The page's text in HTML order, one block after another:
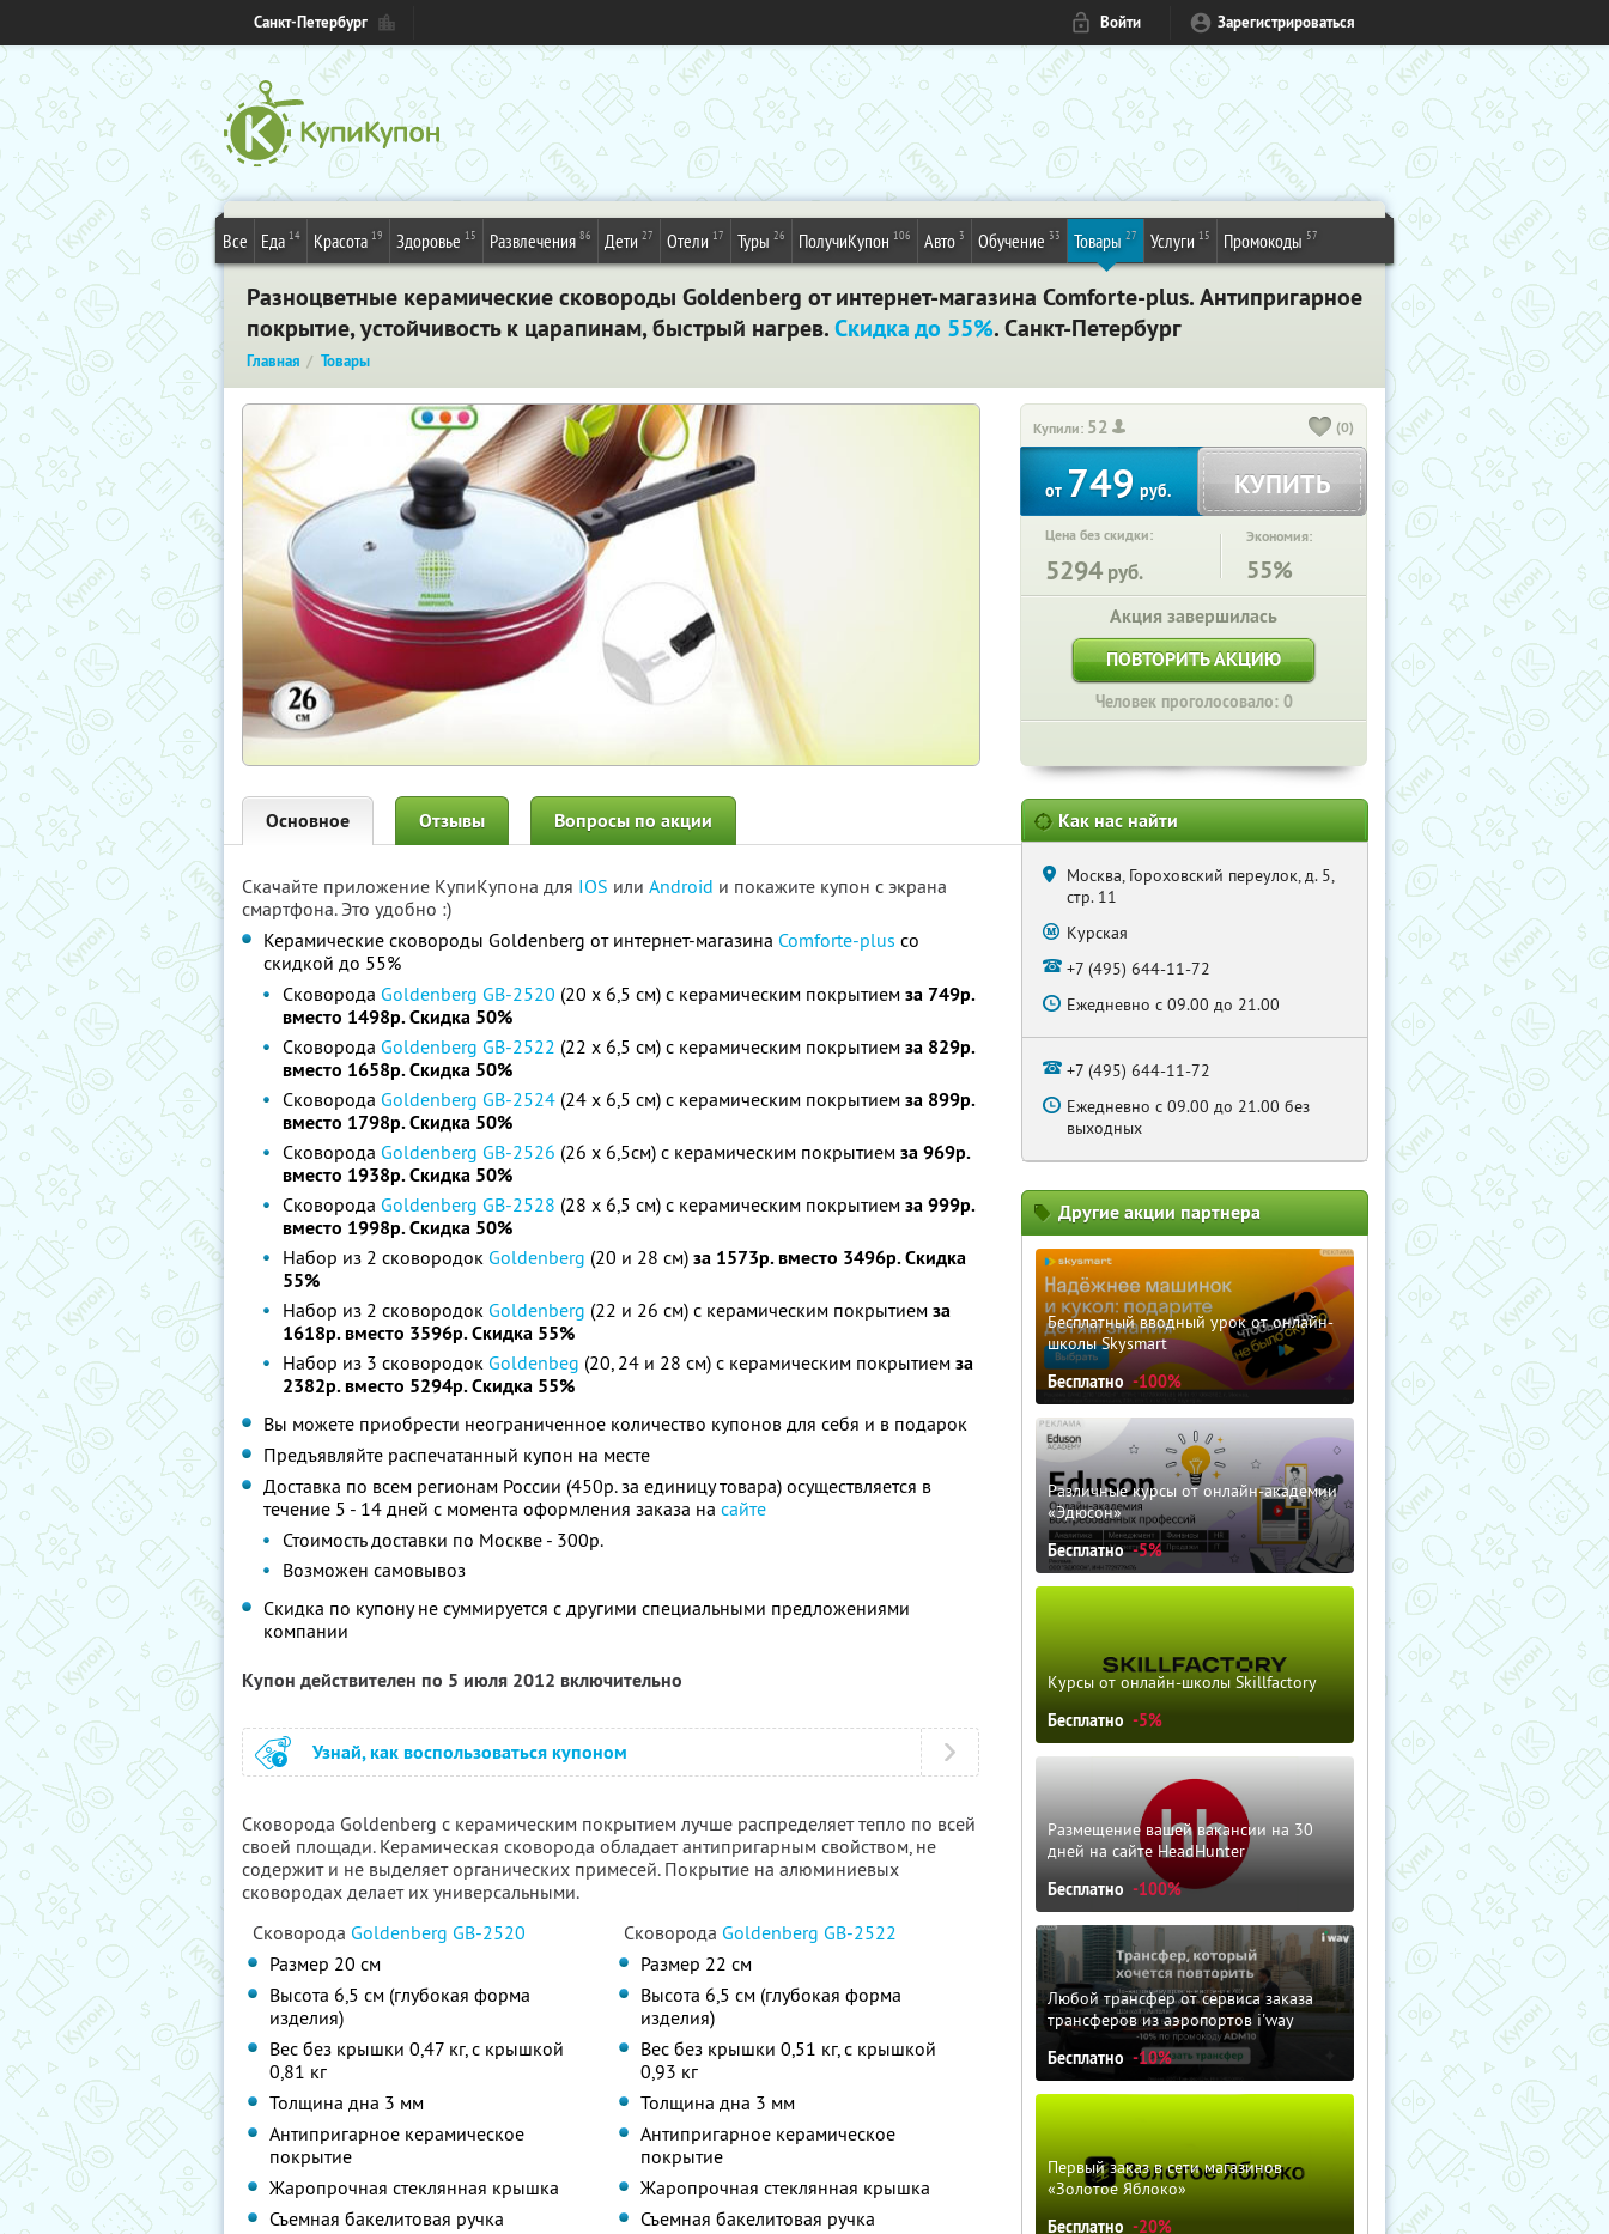
Санкт-Петербург Войти Зарегистрироваться
Все Еда 14 Красота 19 Здоровье 15 Развлечения 86 Дети 27 Отели 17 Туры 26 ПолучиКупон 106 Авто 3 Обучение 33 Товары 27 Услуги 15 Промокоды 57
Разноцветные керамические сковороды Goldenberg от интернет-магазина Comforte-plus. Антипригарное
покрытие, устойчивость к царапинам, быстрый нагрев.Скидка до 55%. Санкт-Петербург
Главная Товары
Купили: 52 (0)
от749руб. КУПИТЬ
Цена без скидки:
5294 руб.
Экономия:
55%
Акция завершилась
ПОВТОРИТЬ АКЦИЮ
Человек проголосовало: 0
Основное Отзывы Вопросы по акции
Скачайте приложение КупиКупона для IOS или Android и покажите купон с экрана
смартфона. Это удобно :)
Керамические сковороды Goldenberg от интернет-магазина Comforte-plus со
скидкой до 55%
Сковорода Goldenberg GB-2520 (20 x 6,5 см) с керамическим покрытием за 749р.
вместо 1498р. Скидка 50%
Сковорода Goldenberg GB-2522 (22 x 6,5 см) с керамическим покрытием за 829р.
вместо 1658р. Скидка 50%
Сковорода Goldenberg GB-2524 (24 x 6,5 см) с керамическим покрытием за 899р.
вместо 1798р. Скидка 50%
Сковорода Goldenberg GB-2526 (26 x 6,5см) с керамическим покрытием за 969р.
вместо 1938р. Скидка 50%
Сковорода Goldenberg GB-2528 (28 x 6,5 см) с керамическим покрытием за 999р.
вместо 1998р. Скидка 50%
Набор из 2 сковородок Goldenberg (20 и 28 см) за 1573р. вместо 3496р. Скидка
55%
Набор из 2 сковородок Goldenberg (22 и 26 см) с керамическим покрытием за
1618р. вместо 3596р. Скидка 55%
Набор из 3 сковородок Goldenbeg (20, 24 и 28 см) с керамическим покрытием за
2382р. вместо 5294р. Скидка 55%
Вы можете приобрести неограниченное количество купонов для себя и в подарок
Предъявляйте распечатанный купон на месте
Доставка по всем регионам России (450р. за единицу товара) осуществляется в
течение 5 - 14 дней с момента оформления заказа на сайте
Стоимость доставки по Москве - 300р.
Возможен самовывоз
Скидка по купону не суммируется с другими специальными предложениями
компании
Купон действителен по 5 июля 2012 включительно
Узнай, как воспользоваться купоном
Сковорода Goldenberg с керамическим покрытием лучше распределяет тепло по всей
своей площади. Керамическая сковорода обладает антипригарным свойством, не
содержит и не выделяет органических примесей. Покрытие на алюминиевых
сковородах делает их универсальными.
Сковорода Goldenberg GB-2520
Размер 20 см
Высота 6,5 см (глубокая форма
изделия)
Вес без крышки 0,47 кг, с крышкой
0,81 кг
Толщина дна 3 мм
Антипригарное керамическое
покрытие
Жаропрочная стеклянная крышка
Съемная бакелитовая ручка
Сковорода Goldenberg GB-2522
Размер 22 см
Высота 6,5 см (глубокая форма
изделия)
Вес без крышки 0,51 кг, с крышкой
0,93 кг
Толщина дна 3 мм
Антипригарное керамическое
покрытие
Жаропрочная стеклянная крышка
Съемная бакелитовая ручка
Как нас найти
Москва, Гороховский переулок, д. 5,
стр. 11
Курская
+7 (495) 644-11-72
Eжедневно c 09.00 до 21.00
+7 (495) 644-11-72
Ежедневно c 09.00 до 21.00 без
выходных
Другие акции партнера
Бесплатный вводный урок от онлайн-
школы Skysmart
Бесплатно -100%
Различные курсы от онлайн-академии
«Эдюсон»
Бесплатно -5%
Курсы от онлайн-школы Skillfactory
Бесплатно -5%
Размещение вашей вакансии на 30
дней на сайте HeadHunter
Бесплатно -100%
Любой трансфер от сервиса заказа
трансферов из аэропортов i'way
Бесплатно -10%
Первый заказ в сети магазинов
«Золотое Яблоко»
Бесплатно -20%